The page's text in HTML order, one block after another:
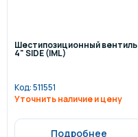
Шестипозиционный вентиль
4" SIDE (IML)
Код:511551
Уточнить наличие и цену
Подробнее